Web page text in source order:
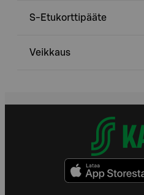
S-Etukorttipääte
Veikkaus